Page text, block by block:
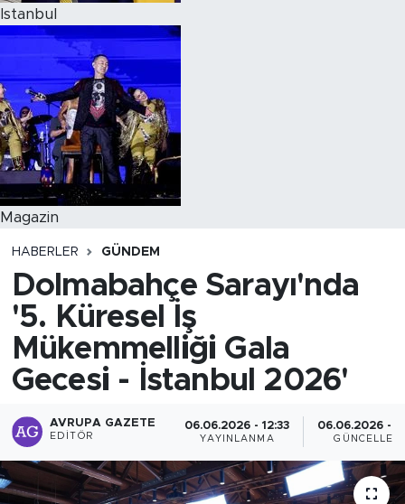
Istanbul
Magazin
HABERLER GÜNDEM
Dolmabahçe Sarayı'nda
'5. Küresel İş
Mükemmelliği Gala
Gecesi - İstanbul 2026'
AVRUPA GAZETE
EDITÖR
06.06.2026 - 12:33
YAYINLANMA
06.06.2026 -